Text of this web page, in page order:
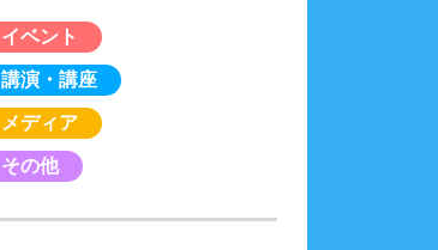
イベント
講演・講座
メディア
その他